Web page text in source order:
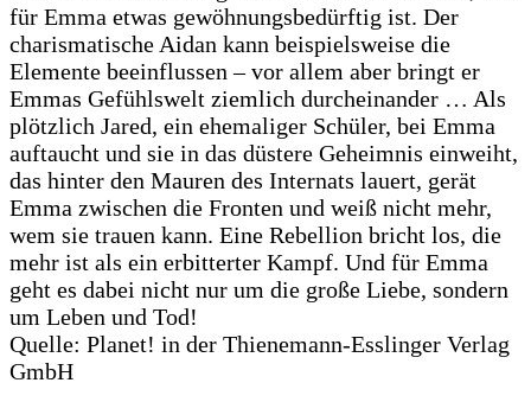
für Emma etwas gewöhnungsbedürftig ist. Der
charismatische Aidan kann beispielsweise die
Elemente beeinflussen – vor allem aber bringt er
Emmas Gefühlswelt ziemlich durcheinander … Als
plötzlich Jared, ein ehemaliger Schüler, bei Emma
auftaucht und sie in das düstere Geheimnis einweiht,
das hinter den Mauren des Internats lauert, gerät
Emma zwischen die Fronten und weiß nicht mehr,
wem sie trauen kann. Eine Rebellion bricht los, die
mehr ist als ein erbitterter Kampf. Und für Emma
geht es dabei nicht nur um die große Liebe, sondern
um Leben und Tod!
Quelle: Planet! in der Thienemann-Esslinger Verlag
GmbH